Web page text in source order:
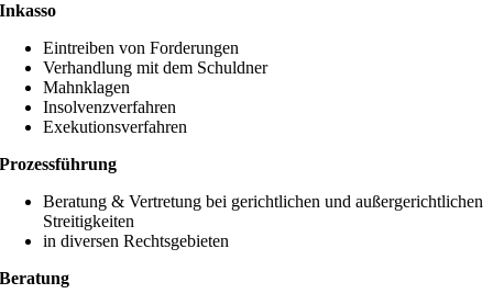
Inkasso
Eintreiben von Forderungen
Verhandlung mit dem Schuldner
Mahnklagen
Insolvenzverfahren
Exekutionsverfahren
Prozessführung
Beratung & Vertretung bei gerichtlichen und außergerichtlichen
Streitigkeiten
in diversen Rechtsgebieten
Beratung